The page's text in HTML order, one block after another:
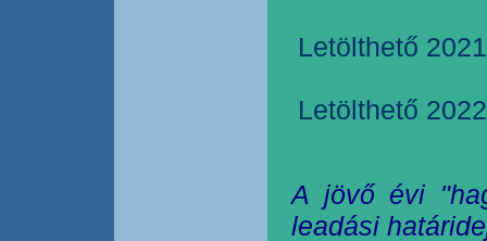
Letölthető
Letölthető
A jövő évi
leadási